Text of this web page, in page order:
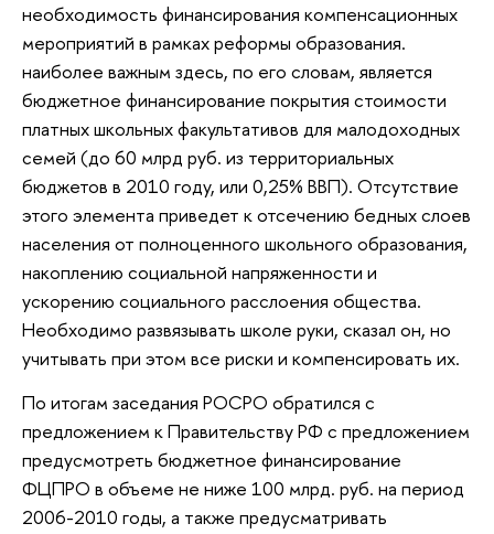
необходимость финансирования компенсационных
мероприятий в рамках реформы образования.
наиболее важным здесь, по его словам, является
бюджетное финансирование покрытия стоимости
платных школьных факультативов для малодоходных
семей (до 60 млрд руб. из территориальных
бюджетов в 2010 году, или 0,25% ВВП). Отсутствие
этого элемента приведет к отсечению бедных слоев
населения от полноценного школьного образования,
накоплению социальной напряженности и
ускорению социального расслоения общества.
Необходимо развязывать школе руки, сказал он, но
учитывать при этом все риски и компенсировать их.
По итогам заседания РОСРО обратился с
предложением к Правительству РФ с предложением
предусмотреть бюджетное финансирование
ФЦПРО в объеме не ниже 100 млрд. руб. на период
2006-2010 годы, а также предусматривать